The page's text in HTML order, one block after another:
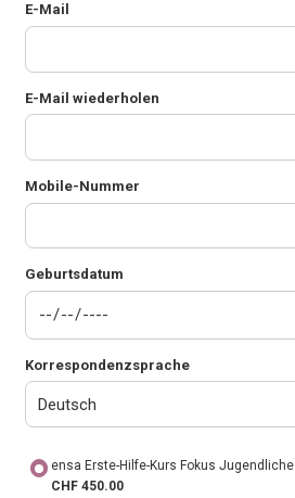
E-Mail
E-Mail wiederholen
Mobile-Nummer
Geburtsdatum
Korrespondenzsprache
ensa Erste-Hilfe-Kurs Fokus Jugendliche
CHF 450.00